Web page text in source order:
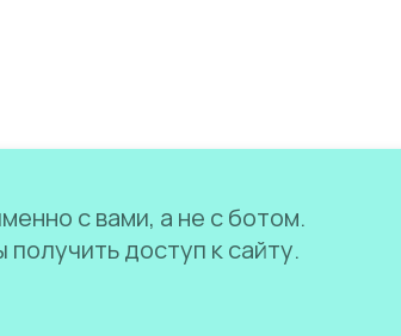
с вами, а не с ботом.
доступ к сайту.